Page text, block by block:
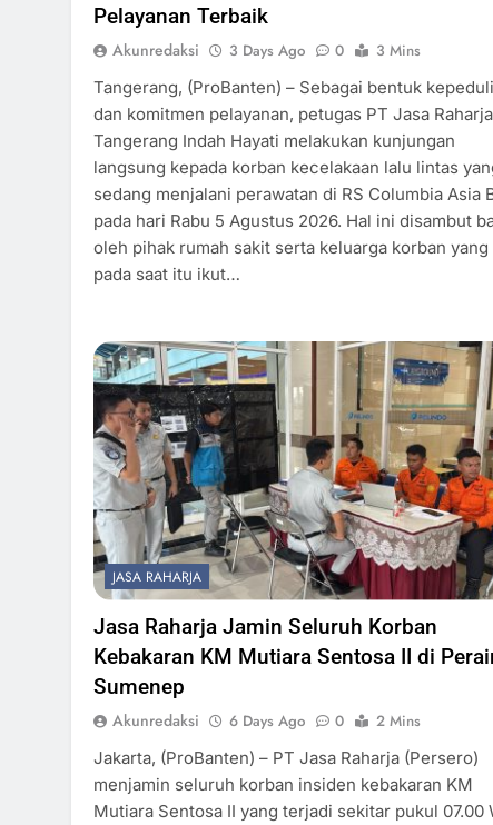
Pelayanan Terbaik
Akunredaksi 3 Days Ago 0
3 Mins
Tangerang, (ProBanten) – Sebagai bentuk
dan komitmen pelayanan, petugas PT Jasa Raharja
Tangerang Indah Hayati melakukan kunjungan
langsung kepada korban kecelakaan lalu lintas
sedang menjalani perawatan di RS Columbia Asia
pada hari Rabu 5 Agustus 2026. Hal ini disambut
oleh pihak rumah sakit serta keluarga korban yang
pada saat itu ikut…
JASA RAHARJA
Jasa Raharja Jamin Seluruh Korban
Kebakaran KM Mutiara Sentosa II di
Sumenep
Akunredaksi 6 Days Ago 0
2 Mins
Jakarta, (ProBanten) – PT Jasa Raharja (Persero)
menjamin seluruh korban insiden kebakaran KM
Mutiara Sentosa II yang terjadi sekitar pukul 07.00